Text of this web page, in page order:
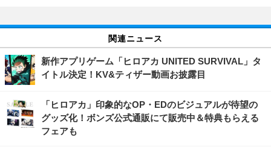
関連ニュース
新作アプリゲーム「ヒロアカ UNITED SURVIVAL」タ
イトル決定！KV&ティザー動画お披露目
「ヒロアカ」印象的なOP・EDのビジュアルが待望の
グッズ化！ボンズ公式通販にて販売中＆特典もらえる
フェアも